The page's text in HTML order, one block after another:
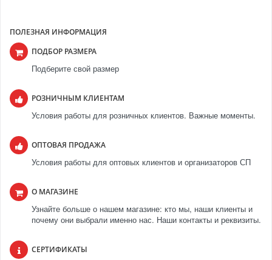
ПОЛЕЗНАЯ ИНФОРМАЦИЯ
ПОДБОР РАЗМЕРА
Подберите свой размер
РОЗНИЧНЫМ КЛИЕНТАМ
Условия работы для розничных клиентов. Важные моменты.
ОПТОВАЯ ПРОДАЖА
Условия работы для оптовых клиентов и организаторов СП
О МАГАЗИНЕ
Узнайте больше о нашем магазине: кто мы, наши клиенты и
почему они выбрали именно нас. Наши контакты и реквизиты.
СЕРТИФИКАТЫ